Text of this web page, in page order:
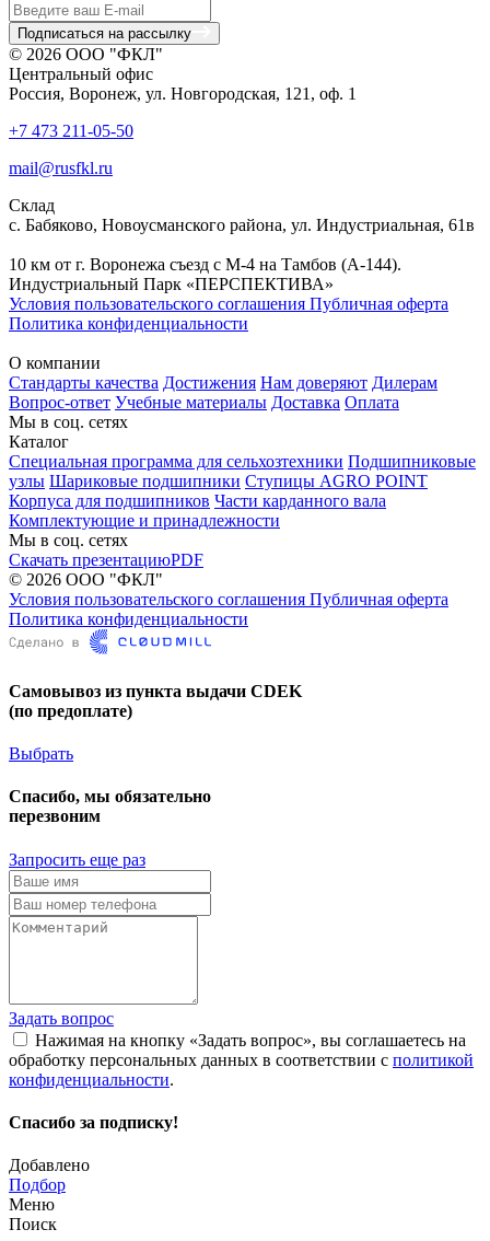
Подписаться на рассылку
© 2026 ООО "ФКЛ"
Центральный офис
Россия, Воронеж, ул. Новгородская, 121, оф. 1
+7 473 211-05-50
mail@rusfkl.ru
Склад
с. Бабяково, Новоусманского района, ул. Индустриальная, 61в
10 км от г. Воронежа съезд с М-4 на Тамбов (А-144).
Индустриальный Парк «ПЕРСПЕКТИВА»
Условия пользовательского соглашения Публичная оферта
Политика конфиденциальности
О компании
Стандарты качества Достижения Нам доверяют Дилерам
Вопрос-ответ Учебные материалы Доставка Оплата
Мы в соц. сетях
Каталог
Специальная программа для сельхозтехники Подшипниковые
узлы Шариковые подшипники Ступицы AGRO POINT
Корпуса для подшипников Части карданного вала
Комплектующие и принадлежности
Мы в соц. сетях
Скачать презентациюPDF
© 2026 ООО "ФКЛ"
Условия пользовательского соглашения Публичная оферта
Политика конфиденциальности
Самовывоз из пункта выдачи CDEK
(по предоплате)
Выбрать
Спасибо, мы обязательно
перезвоним
Запросить еще раз
Задать вопрос
Нажимая на кнопку «Задать вопрос», вы соглашаетесь на
обработку персональных данных в соответствии с политикой
конфиденциальности.
Спасибо за подписку!
Добавлено
Подбор
Меню
Поиск